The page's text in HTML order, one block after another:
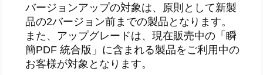
バージョンアップの対象は、原則として新製
品の2バージョン前までの製品となります。
また、アップグレードは、現在販売中の「瞬
簡PDF 統合版」に含まれる製品をご利用中の
お客様が対象となります。